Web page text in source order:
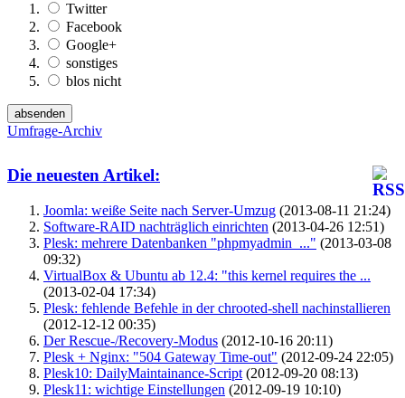
Twitter
Facebook
Google+
sonstiges
blos nicht
Umfrage-Archiv
Die neuesten Artikel:
Joomla: weiße Seite nach Server-Umzug (2013-08-11 21:24)
Software-RAID nachträglich einrichten (2013-04-26 12:51)
Plesk: mehrere Datenbanken "phpmyadmin_..." (2013-03-08
09:32)
VirtualBox & Ubuntu ab 12.4: "this kernel requires the ...
(2013-02-04 17:34)
Plesk: fehlende Befehle in der chrooted-shell nachinstallieren
(2012-12-12 00:35)
Der Rescue-/Recovery-Modus (2012-10-16 20:11)
Plesk + Nginx: "504 Gateway Time-out" (2012-09-24 22:05)
Plesk10: DailyMaintainance-Script (2012-09-20 08:13)
Plesk11: wichtige Einstellungen (2012-09-19 10:10)